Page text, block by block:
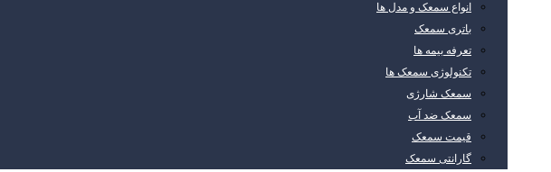
انواع سمعک و مدل ها
باتری سمعک
تعرفه بیمه ها
تکنولوژی سمعک ها
سمعک شارژی
سمعک ضد آب
قیمت سمعک
گارانتی سمعک